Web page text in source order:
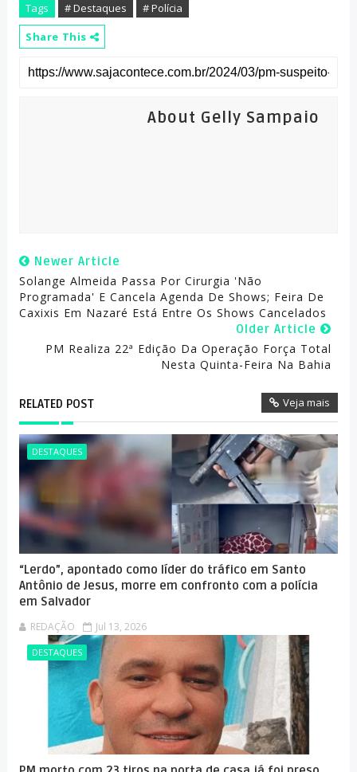
Tags # Destaques
# Polícia
Share This
About Gelly Sampaio
Newer Article
Solange Almeida Passa Por Cirurgia 'não
Programada' E Cancela Agenda De Shows; Feira De
Caxixis Em Nazaré Está Entre Os Shows Cancelados
Older Article
PM Realiza 22ª Edição Da Operação Força Total
Nesta Quinta-Feira Na Bahia
RELATED POST Veja mais
DESTAQUES
“Lerdo”, apontado como líder do tráfico em Santo
Antônio de Jesus, morre em confronto com a polícia
em Salvador
REDAÇÃO Jul 13, 2026
DESTAQUES